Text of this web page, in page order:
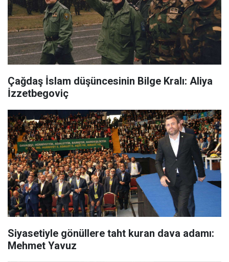
Çağdaş İslam düşüncesinin Bilge Kralı: Aliya
İzzetbegoviç
​Siyasetiyle gönüllere taht kuran dava adamı:
Mehmet Yavuz